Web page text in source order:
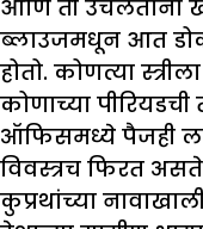
आणि ती उचलताना
ब्लाउजमधून आत
होतो. कोणत्या
कोणाच्या
ऑफिसमध्ये पैजही
विवस्त्रच फिरत
कुप्रथांच्या